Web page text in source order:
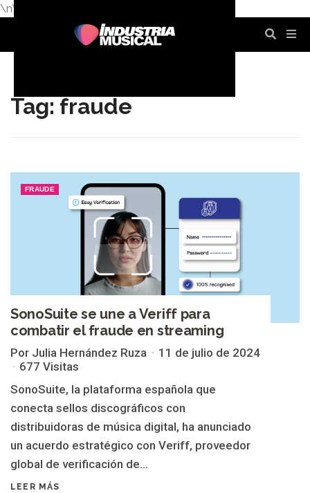
\n\n
Tag: fraude
FRAUDE
SonoSuite se une a Veriff para
combatir el fraude en streaming
Por Julia Hernández Ruza
11 de julio de 2024
677 Visitas
SonoSuite, la plataforma española que
conecta sellos discográficos con
distribuidoras de música digital, ha anunciado
un acuerdo estratégico con Veriff, proveedor
global de verificación de...
LEER MÁS